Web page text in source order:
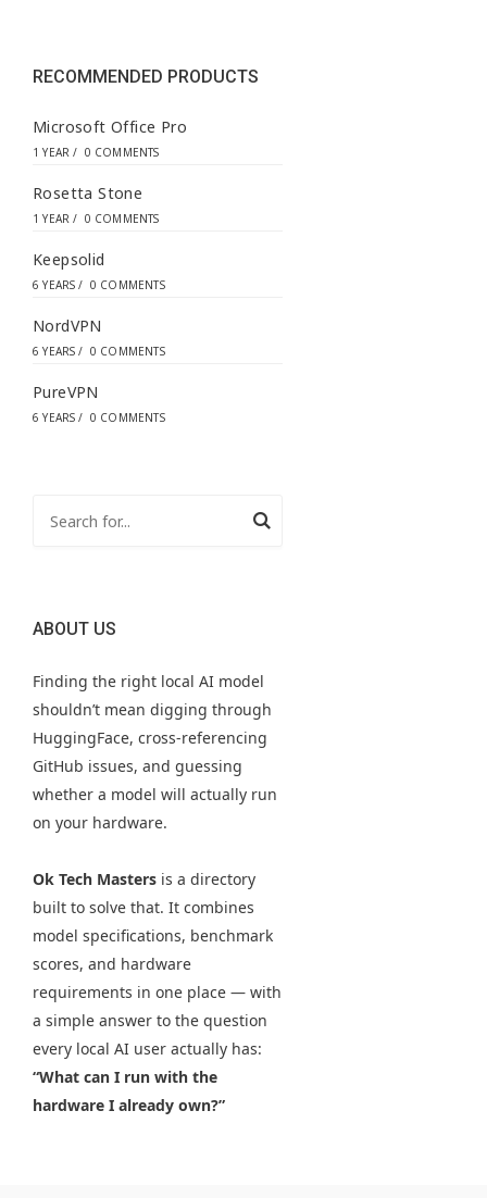
s
RECOMMENDED PRODUCTS
Microsoft Office Pro
1 YEAR / 0 COMMENTS
Rosetta Stone
1 YEAR / 0 COMMENTS
Keepsolid
6 YEARS / 0 COMMENTS
NordVPN
6 YEARS / 0 COMMENTS
PureVPN
6 YEARS / 0 COMMENTS
ABOUT US
Finding the right local AI model
shouldn’t mean digging through
HuggingFace, cross-referencing
GitHub issues, and guessing
whether a model will actually run
on your hardware.
Ok Tech Masters is a directory
built to solve that. It combines
model specifications, benchmark
scores, and hardware
requirements in one place — with
a simple answer to the question
every local AI user actually has:
“What can I run with the
hardware I already own?”